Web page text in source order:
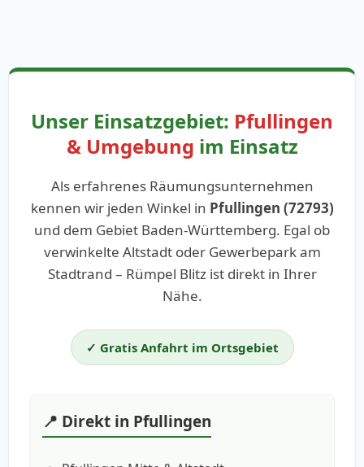
Unser Einsatzgebiet: Pfullingen
& Umgebung im Einsatz
Als erfahrenes Räumungsunternehmen
kennen wir jeden Winkel in Pfullingen (72793)
und dem Gebiet Baden-Württemberg. Egal ob
verwinkelte Altstadt oder Gewerbepark am
Stadtrand – Rümpel Blitz ist direkt in Ihrer
Nähe.
✓ Gratis Anfahrt im Ortsgebiet
📍 Direkt in Pfullingen